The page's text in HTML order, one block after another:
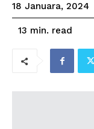
18 Januara, 2024
13 min. read